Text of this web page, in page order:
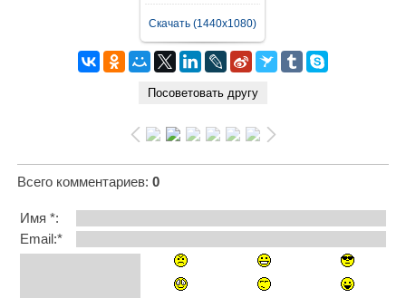
Скачать (1440x1080)
Всего комментариев: 0
Имя *:
Email:*